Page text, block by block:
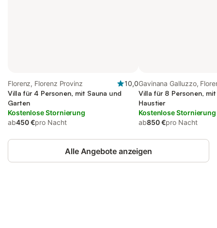
Florenz, Florenz Provinz
10,0
Villa für 4 Personen, mit Sauna und
Garten
Kostenlose Stornierung
ab450 €pro Nacht
Gavinana Galluzzo,
Villa für 8 Personen,
Haustier
Kostenlose Stornierung
ab850 €pro Nacht
Alle Angebote anzeigen